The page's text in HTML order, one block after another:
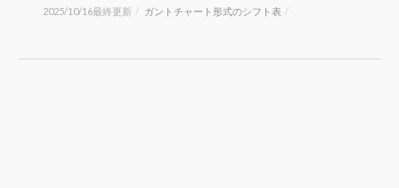
2025/10/16最終更新 / ガントチャート形式のシフト表 /